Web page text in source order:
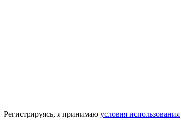
Регистрируясь, я принимаю условия использования